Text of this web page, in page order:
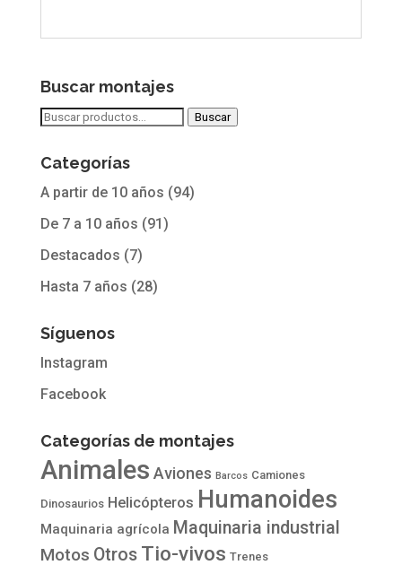
Buscar montajes
Buscar
Buscar
Categorías
A partir de 10 años (94)
De 7 a 10 años (91)
Destacados (7)
Hasta 7 años (28)
Síguenos
Instagram
Facebook
Categorías de montajes
Animales Aviones Barcos Camiones
Dinosaurios Helicópteros Humanoides
Maquinaria agrícola Maquinaria industrial
Motos Otros Tio-vivos Trenes